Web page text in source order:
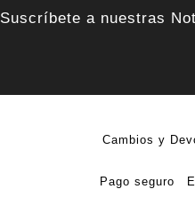
Suscríbete a nuestras
Cambios y
Pago seguro